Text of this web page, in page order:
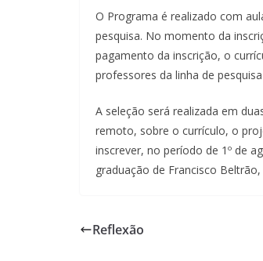
O Programa é realizado com
pesquisa. No momento da
pagamento da inscrição, o
professores da linha de
A seleção será realizada em
remoto, sobre o currículo, o
inscrever, no período de 1º de
graduação de Francisco
Reflexão